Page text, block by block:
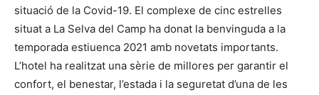
situació de la Covid-19. El complexe de cinc estrelles
situat a La Selva del Camp ha donat la benvinguda a la
temporada estiuenca 2021 amb novetats importants.
L’hotel ha realitzat una sèrie de millores per garantir el
confort, el benestar, l’estada i la seguretat d’una de les